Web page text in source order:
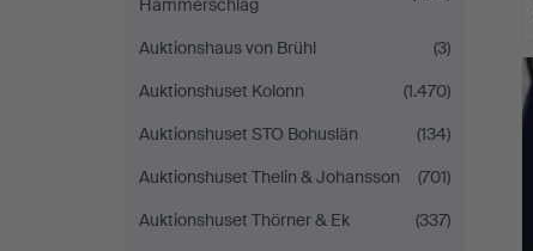
Hammerschlag
Auktionshaus von Brühl
(3)
Auktionshuset Kolonn
(1.470)
Auktionshuset STO Bohuslän
(134)
Auktionshuset Thelin & Johansson
(701)
Auktionshuset Thörner & Ek
(337)